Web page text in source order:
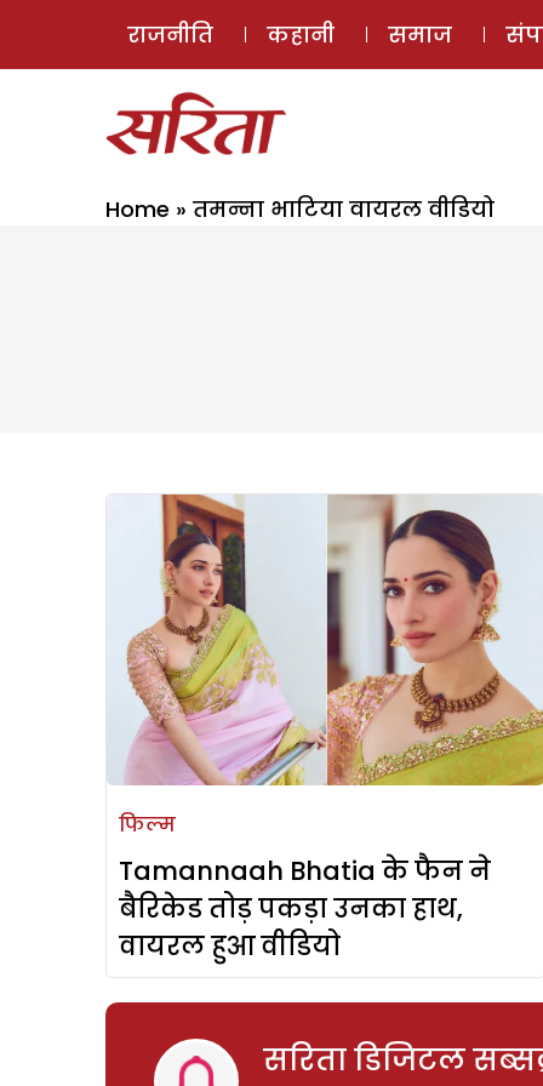
राजनीति कहानी समाज
Home » तमन्ना भाटिया वायरल वीडियो
फिल्म
Tamannaah Bhatia के फैन ने
बैरिकेड तोड़ पकड़ा उनका हाथ,
वायरल हुआ वीडियो
सरिता डिजिटल